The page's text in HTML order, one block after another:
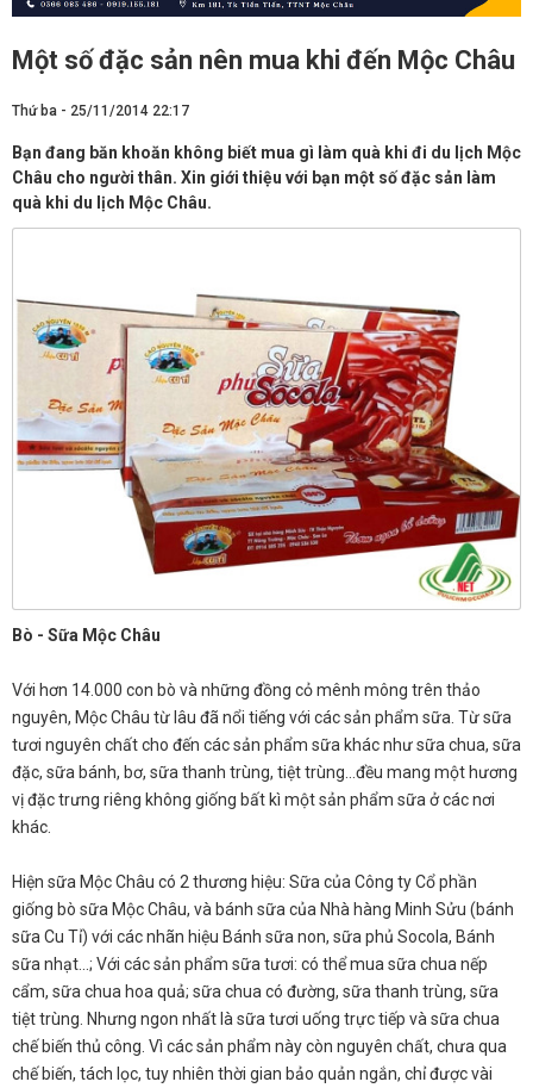
Một số đặc sản nên mua khi đến Mộc Châu
Thứ ba - 25/11/2014 22:17
Bạn đang băn khoăn không biết mua gì làm quà khi đi du lịch Mộc
Châu cho người thân. Xin giới thiệu với bạn một số đặc sản làm
quà khi du lịch Mộc Châu.
Bò - Sữa Mộc Châu
Với hơn 14.000 con bò và những đồng cỏ mênh mông trên thảo
nguyên, Mộc Châu từ lâu đã nổi tiếng với các sản phẩm sữa. Từ sữa
tươi nguyên chất cho đến các sản phẩm sữa khác như sữa chua, sữa
đặc, sữa bánh, bơ, sữa thanh trùng, tiệt trùng…đều mang một hương
vị đặc trưng riêng không giống bất kì một sản phẩm sữa ở các nơi
khác.
Hiện sữa Mộc Châu có 2 thương hiệu: Sữa của Công ty Cổ phần
giống bò sữa Mộc Châu, và bánh sữa của Nhà hàng Minh Sửu (bánh
sữa Cu Tỉ) với các nhãn hiệu Bánh sữa non, sữa phủ Socola, Bánh
sữa nhạt...; Với các sản phẩm sữa tươi: có thể mua sữa chua nếp
cẩm, sữa chua hoa quả; sữa chua có đường, sữa thanh trùng, sữa
tiệt trùng. Nhưng ngon nhất là sữa tươi uống trực tiếp và sữa chua
chế biến thủ công. Vì các sản phẩm này còn nguyên chất, chưa qua
chế biến, tách lọc, tuy nhiên thời gian bảo quản ngắn, chỉ được vài